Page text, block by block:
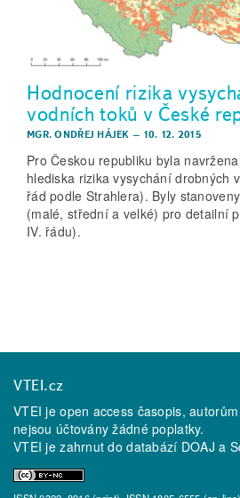
Hodnocení rizika
vodních toků v České
MGR. ONDŘEJ HÁJEK – 10. 12. 2015
Pro Českou republiku byla
hlediska rizika vysychání drobných
řád podle Strahlera). Byly
(malé, střední a velké) pro detailní
IV. řádu).
VTEI.cz
VTEI je open access časopis,
nejsou účtovány žádné poplatky.
VTEI je zahrnut do databází DOAJ a